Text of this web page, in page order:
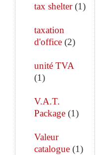
tax shelter(1)
taxation
d'office (2)
unité TVA
(1)
V.A.T.
Package (1)
Valeur
catalogue (1)